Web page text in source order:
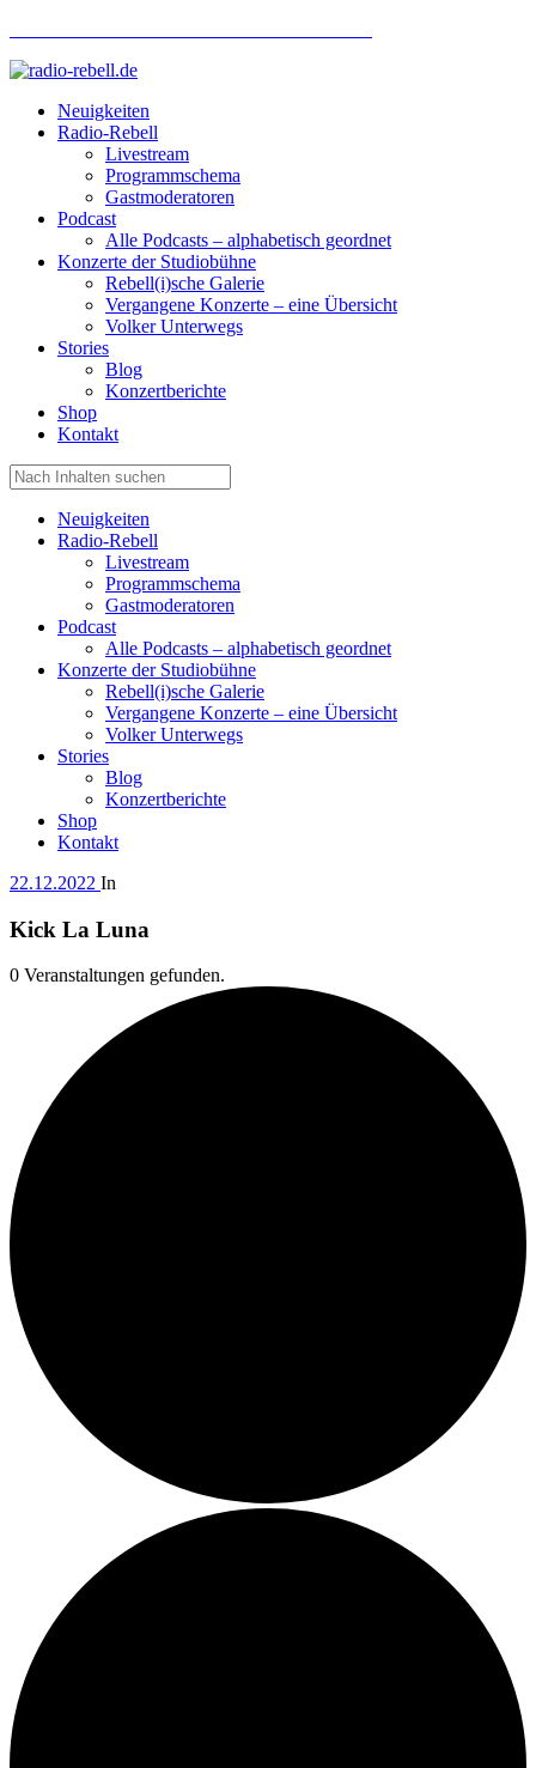
Neuigkeiten
Radio-Rebell
Livestream
Programmschema
Gastmoderatoren
Podcast
Alle Podcasts – alphabetisch geordnet
Konzerte der Studiobühne
Rebell(i)sche Galerie
Vergangene Konzerte – eine Übersicht
Volker Unterwegs
Stories
Blog
Konzertberichte
Shop
Kontakt
Neuigkeiten
Radio-Rebell
Livestream
Programmschema
Gastmoderatoren
Podcast
Alle Podcasts – alphabetisch geordnet
Konzerte der Studiobühne
Rebell(i)sche Galerie
Vergangene Konzerte – eine Übersicht
Volker Unterwegs
Stories
Blog
Konzertberichte
Shop
Kontakt
22.12.2022 In
Kick La Luna
0 Veranstaltungen gefunden.